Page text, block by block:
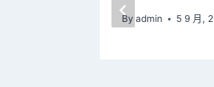
By admin 5 9 月,